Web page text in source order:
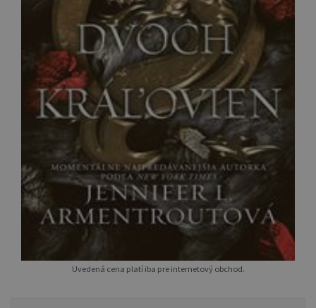
Uvedená cena platí iba pre internetový obchod.